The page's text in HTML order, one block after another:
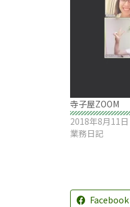
寺子屋ZOOM
2018年8月11日
業務日記
Facebook